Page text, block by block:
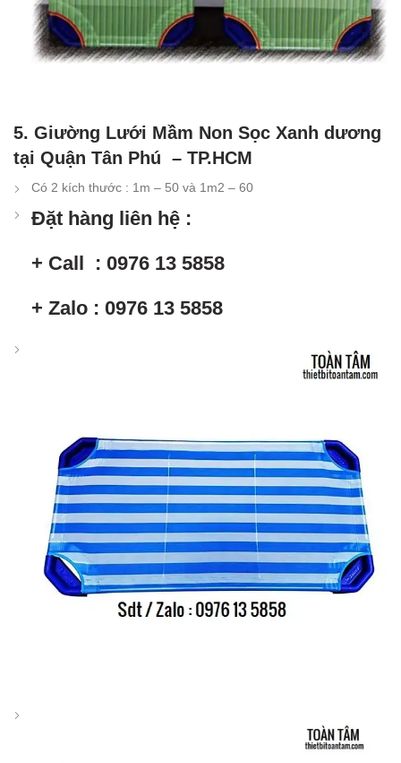
5. Giường Lưới Mầm Non Sọc Xanh dương
tại Quận Tân Phú – TP.HCM
Có 2 kích thước : 1m – 50 và 1m2 – 60
Đặt hàng liên hệ :
+ Call : 0976 13 5858
+ Zalo : 0976 13 5858